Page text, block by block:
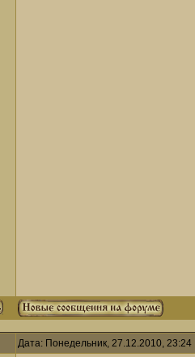
Дата: Понедельник, 27.12.2010,